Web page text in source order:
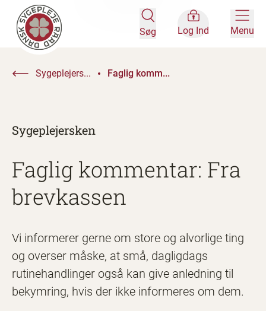
Søg Log Ind Menu
Sygeplejers... Faglig komm...
Sygeplejersken
Faglig kommentar: Fra
brevkassen
Vi informerer gerne om store og alvorlige ting
og overser måske, at små, dagligdags
rutinehandlinger også kan give anledning til
bekymring, hvis der ikke informeres om dem.